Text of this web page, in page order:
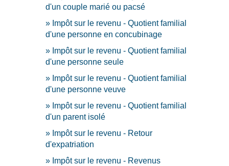
d'un couple marié ou pacsé
Impôt sur le revenu - Quotient familial
d'une personne en concubinage
Impôt sur le revenu - Quotient familial
d'une personne seule
Impôt sur le revenu - Quotient familial
d'une personne veuve
Impôt sur le revenu - Quotient familial
d'un parent isolé
Impôt sur le revenu - Retour
d'expatriation
Impôt sur le revenu - Revenus